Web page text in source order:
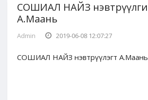
СОШИАЛ НАЙЗ
А.Маань
Admin 2019-06-08 12:07:27
СОШИАЛ НАЙЗ нэвтрүүлэгт